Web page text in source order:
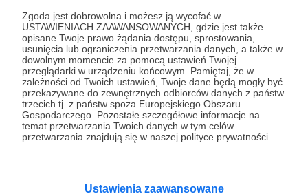
Zgoda jest dobrowolna i możesz ją wycofać w
USTAWIENIACH ZAAWANSOWANYCH, gdzie jest także
opisane Twoje prawo żądania dostępu, sprostowania,
usunięcia lub ograniczenia przetwarzania danych, a także w
dowolnym momencie za pomocą ustawień Twojej
przeglądarki w urządzeniu końcowym. Pamiętaj, że w
zależności od Twoich ustawień, Twoje dane będą mogły być
przekazywane do zewnętrznych odbiorców danych z państw
trzecich tj. z państw spoza Europejskiego Obszaru
Gospodarczego. Pozostałe szczegółowe informacje na
temat przetwarzania Twoich danych w tym celów
przetwarzania znajdują się w naszej polityce prywatności.
Ustawienia zaawansowane
Komentarze
Jan Sobolewski
3 lata temu
Mateusz Morawiecki aka kara śmierci